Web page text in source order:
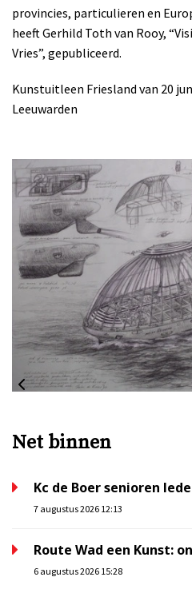
provincies, particulieren en
heeft Gerhild Toth van Rooy,
Vries”, gepubliceerd.
Kunstuitleen Friesland van 20
Leeuwarden
Net binnen
Kc de Boer senioren
7 augustus 2026 12:13
Route Wad een Kunst:
6 augustus 2026 15:28